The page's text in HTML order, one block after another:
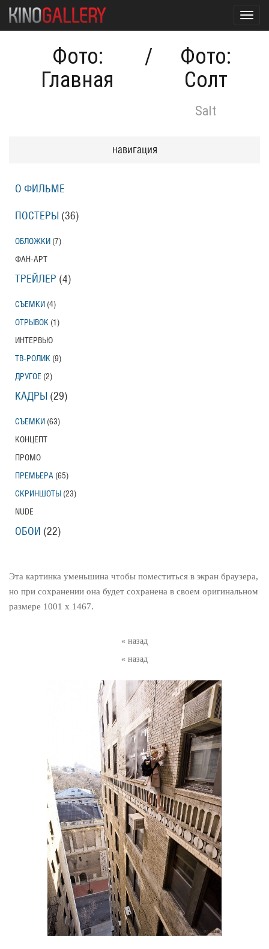
Фото:
Главная
/
Фото:
Солт
Salt
« назад
« назад
Эта картинка уменьшина чтобы поместиться в экран браузера,
но при сохранении она будет сохранена в своем оригинальном
размере 1001 x 1467.
навигация
О ФИЛЬМЕ
ПОСТЕРЫ (36)
ОБЛОЖКИ (7)
ФАН-АРТ
ТРЕЙЛЕР (4)
СЪЕМКИ (4)
ОТРЫВОК (1)
ИНТЕРВЬЮ
ТВ-РОЛИК (9)
ДРУГОЕ (2)
КАДРЫ (29)
СЪЕМКИ (63)
КОНЦЕПТ
ПРОМО
ПРЕМЬЕРА (65)
СКРИНШОТЫ (23)
NUDE
ОБОИ (22)